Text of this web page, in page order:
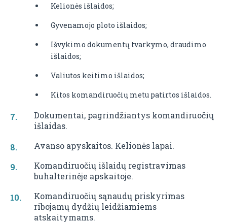
Kelionės išlaidos;
Gyvenamojo ploto išlaidos;
Išvykimo dokumentų tvarkymo, draudimo
išlaidos;
Valiutos keitimo išlaidos;
Kitos komandiruočių metu patirtos išlaidos.
Dokumentai, pagrindžiantys komandiruočių
išlaidas.
Avanso apyskaitos. Kelionės lapai.
Komandiruočių išlaidų registravimas
buhalterinėje apskaitoje.
Komandiruočių sąnaudų priskyrimas
ribojamų dydžių leidžiamiems
atskaitymams.